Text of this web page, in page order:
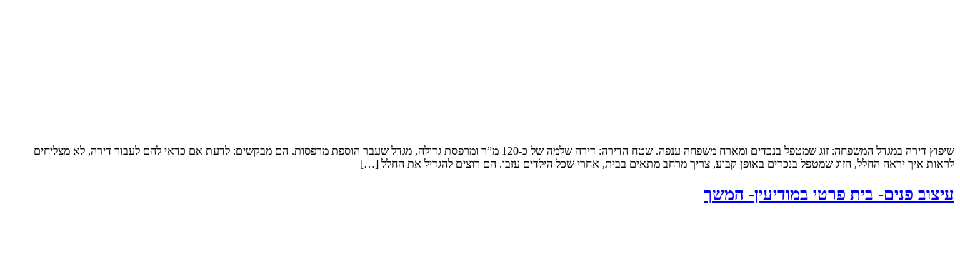
שיפוץ דירה במגדל המשפחה: זוג שמטפל בנכדים ומארח משפחה ענפה. שטח הדירה: דירה שלמה של כ-120 מ”ר ומרפסת גדולה, מגדל שעבר הוספת מרפסות. הם מבקשים: לדעת אם כדאי להם לעבור דירה, לא מצליחים
לראות איך יראה החלל, הזוג שמטפל בנכדים באופן קבוע, צריך מרחב מתאים בבית, אחרי שכל הילדים עזבו. הם רוצים להגדיל את החלל […]
עיצוב פנים- בית פרטי במודיעין- המשך